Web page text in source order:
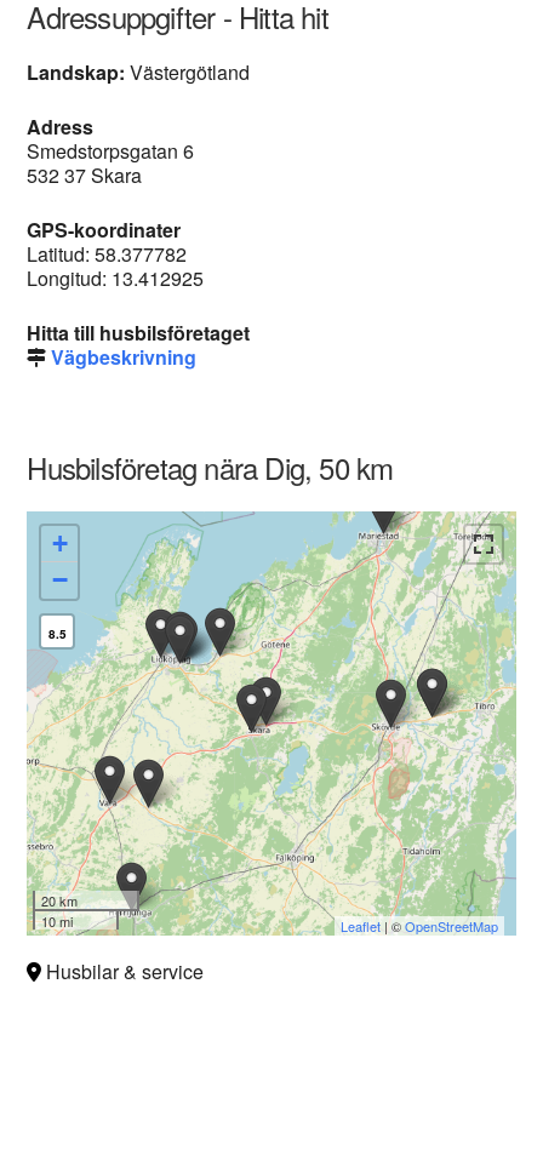
Adressuppgifter - Hitta hit
Landskap:Västergötland
Adress
Smedstorpsgatan 6
532 37 Skara
GPS-koordinater
Latitud: 58.377782
Longitud: 13.412925
Hitta till husbilsföretaget
Vägbeskrivning
Husbilsföretag nära Dig, 50 km
+
−
8.5
20 km
10 mi
Leaflet| ©OpenStreetMap
Husbilar & service